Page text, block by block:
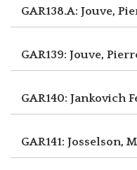
GAR138.A: Jouve,
GAR139: Jouve,
GAR140: Jankovich
GAR141: Josselson,